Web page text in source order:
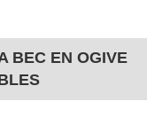
BEC EN OGIVE